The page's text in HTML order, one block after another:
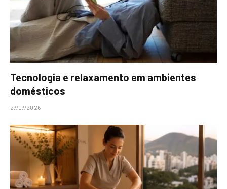
Tecnologia e relaxamento em ambientes
domésticos
27/07/2026